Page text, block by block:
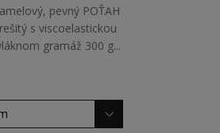
pevný POŤAH
s viscoelastickou
gramáž 300 g...